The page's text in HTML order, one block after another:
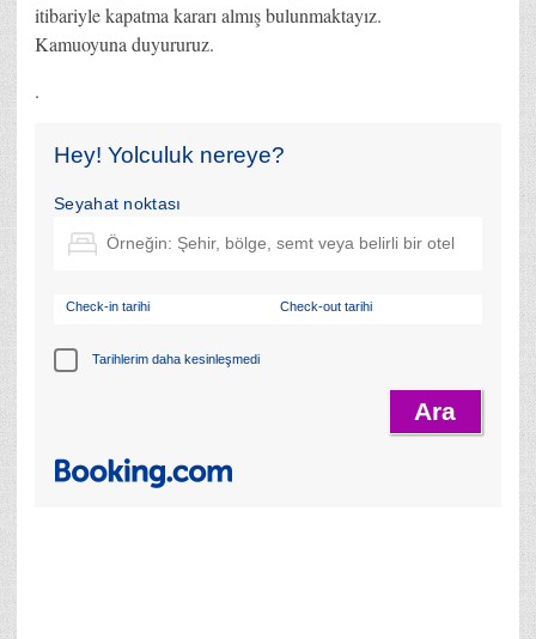
itibariyle kapatma kararı almış bulunmaktayız.
Kamuoyuna duyururuz.
.
Hey! Yolculuk nereye?
Seyahat noktası
Check-in tarihi Check-out tarihi
Tarihlerim daha kesinleşmedi